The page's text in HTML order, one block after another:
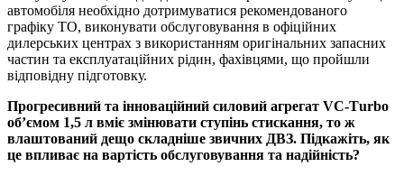
автомобіля необхідно дотримуватися рекомендованого
графіку ТО, виконувати обслуговування в офіційних
дилерських центрах з використанням оригінальних запасних
частин та експлуатаційних рідин, фахівцями, що пройшли
відповідну підготовку.
Прогресивний та інноваційний силовий агрегат VС-Тurbo
об’ємом 1,5 л вміє змінювати ступінь стискання, то ж
влаштований дещо складніше звичних ДВЗ. Підкажіть, як
це впливає на вартість обслуговування та надійність?